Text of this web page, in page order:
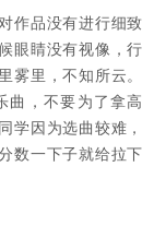
作品没有进行细致
眼睛没有视像，行
雾里，不知所云。
曲，不要为了拿高
学因为选曲较难，
数一下子就给拉下